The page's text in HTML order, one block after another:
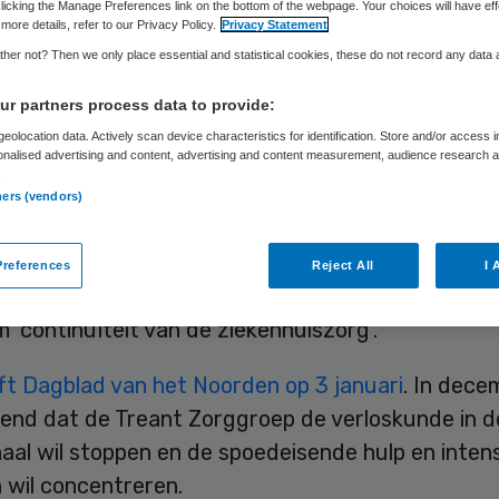
Skipr Redactie 3 januari 2017,11:50 29 keer gelezen
Treant Zorggroep. Zij pleiten er voor dat het
als ‘volwaardig ziekenhuis’ behouden blijft
‘continuïteit van de ziekenhuiszorg’.
Dagblad van het Noorden op 3 januari. In
dat de Treant Zorggroep de verloskunde in
wil stoppen en de spoedeisende hulp en
wil concentreren.
the Manage Preferences link on the bottom of the webpage. Your choices will have
details, refer to our Privacy Policy. Privacy Statement
not? Then we only place essential and statistical cookies, these do not record any data
partners process data to provide:
data. Actively scan device characteristics for identification. Store and/or access
advertising and content, advertising and content measurement, audience research
(vendors)
Reject All I